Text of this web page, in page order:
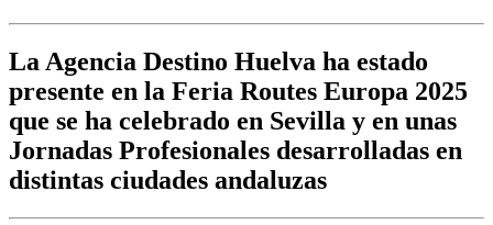
La Agencia Destino Huelva ha estado
presente en la Feria Routes Europa 2025
que se ha celebrado en Sevilla y en unas
Jornadas Profesionales desarrolladas en
distintas ciudades andaluzas